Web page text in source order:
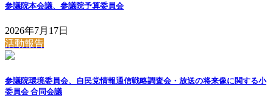
参議院本会議、参議院予算委員会
2026年7月17日
活動報告
参議院環境委員会、自民党情報通信戦略調査会・放送の将来像に関する小
委員会 合同会議